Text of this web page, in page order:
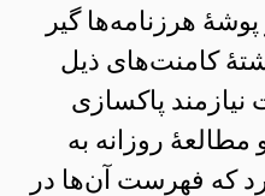
هرزنامه‌ها گیر
کامنت‌های ذیل
پاکسازی
روزانه به
که فهرست آن‌ها در